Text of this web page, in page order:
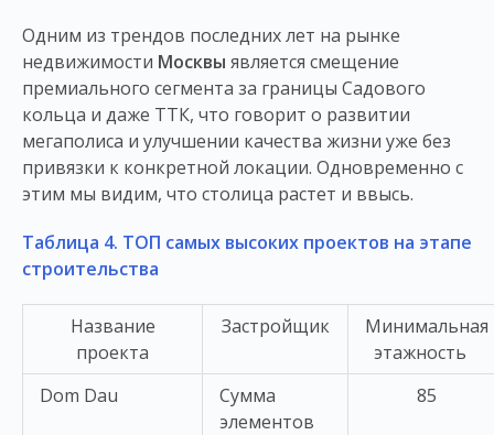
Одним из трендов последних лет на рынке
недвижимости Москвы является смещение
премиального сегмента за границы Садового
кольца и даже ТТК, что говорит о развитии
мегаполиса и улучшении качества жизни уже без
привязки к конкретной локации. Одновременно с
этим мы видим, что столица растет и ввысь.
Таблица 4. ТОП самых высоких проектов на этапе
строительства
Название
проекта
Застройщик
Минимальная
этажность
Dom Dau
Сумма
элементов
85